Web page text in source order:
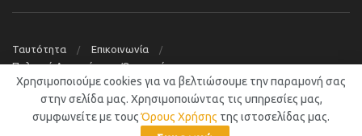
Ταυτότητα
Επικοινωνία
Πολιτική Απορρήτου – Όροι χρήσης
© 2019Νέα Μουδανιά Blog
Χρησιμοποιούμε cookies για να βελτιώσουμε την παραμονή σας
στην σελίδα μας. Χρησιμοποιώντας τις υπηρεσίες μας,
συμφωνείτε με τουςΌρους Χρήσης της ιστοσελίδας μας.